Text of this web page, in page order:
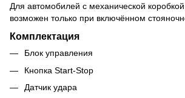
Для автомобилей с механической
возможен только при включённом
Комплектация
Блок управления
Кнопка Start-Stop
Датчик удара